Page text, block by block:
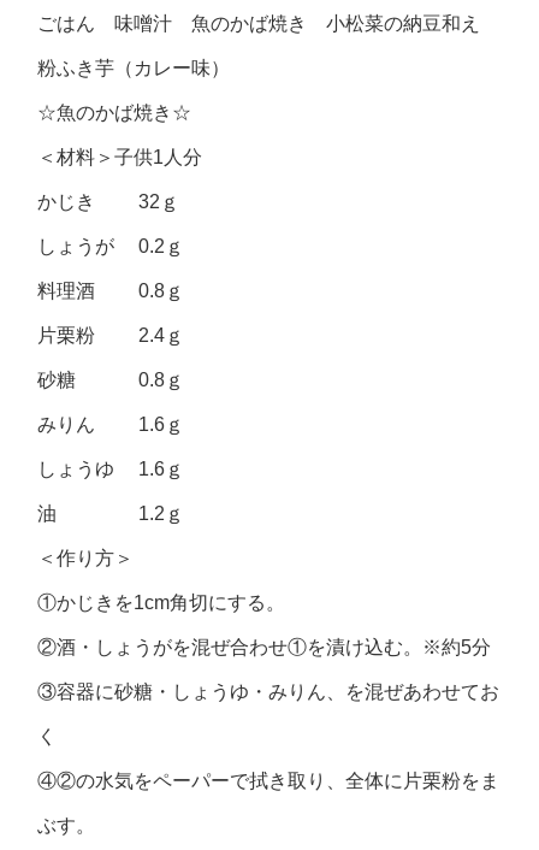
ごはん 味噌汁 魚のかば焼き 小松菜の納豆和え
粉ふき芋（カレー味）
☆魚のかば焼き☆
＜材料＞子供1人分
かじき 32ｇ
しょうが 0.2ｇ
料理酒 0.8ｇ
片栗粉 2.4ｇ
砂糖 0.8ｇ
みりん 1.6ｇ
しょうゆ 1.6ｇ
油 1.2ｇ
＜作り方＞
①かじきを1cm角切にする。
②酒・しょうがを混ぜ合わせ①を漬け込む。※約5分
③容器に砂糖・しょうゆ・みりん、を混ぜあわせてお
く
④②の水気をペーパーで拭き取り、全体に片栗粉をま
ぶす。